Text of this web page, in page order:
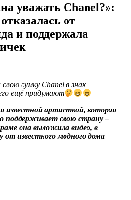
уважать Chanel?»:
от
и поддержала
сумку Chanel в знак
ещё придумают
известной артисткой, которая
поддерживает свою страну –
она выложила видео, в
от известного модного дома